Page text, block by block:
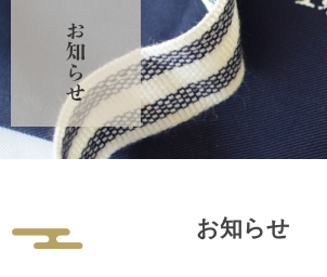
お知らせ